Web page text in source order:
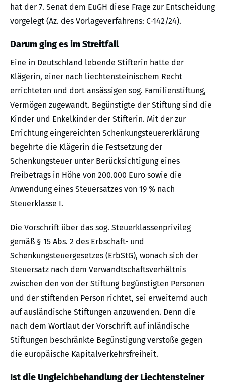
hat der 7. Senat dem EuGH diese Frage zur Entscheidung
vorgelegt (Az. des Vorlageverfahrens: C-142/24).
Darum ging es im Streitfall
Eine in Deutschland lebende Stifterin hatte der
Klägerin, einer nach liechtensteinischem Recht
errichteten und dort ansässigen sog. Familienstiftung,
Vermögen zugewandt. Begünstigte der Stiftung sind die
Kinder und Enkelkinder der Stifterin. Mit der zur
Errichtung eingereichten Schenkungsteuererklärung
begehrte die Klägerin die Festsetzung der
Schenkungsteuer unter Berücksichtigung eines
Freibetrags in Höhe von 200.000 Euro sowie die
Anwendung eines Steuersatzes von 19 % nach
Steuerklasse I.
Die Vorschrift über das sog. Steuerklassenprivileg
gemäß § 15 Abs. 2 des Erbschaft- und
Schenkungsteuergesetzes (ErbStG), wonach sich der
Steuersatz nach dem Verwandtschaftsverhältnis
zwischen den von der Stiftung begünstigten Personen
und der stiftenden Person richtet, sei erweiternd auch
auf ausländische Stiftungen anzuwenden. Denn die
nach dem Wortlaut der Vorschrift auf inländische
Stiftungen beschränkte Begünstigung verstoße gegen
die europäische Kapitalverkehrsfreiheit.
Ist die Ungleichbehandlung der Liechtensteiner